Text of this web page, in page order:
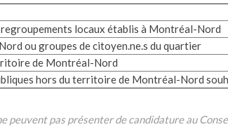
locaux établis à Montréal-Nord
ou groupes de citoyen.ne.s du quartier
de Montréal-Nord
hors du territoire de Montréal-Nord
peuvent pas présenter de candidature au